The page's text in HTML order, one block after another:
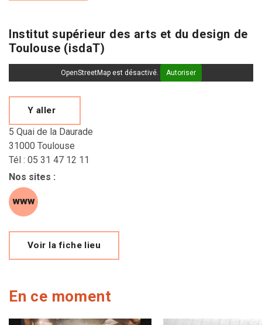
Institut supérieur des arts et du design de
Toulouse (isdaT)
OpenStreetMap est désactivé. Autoriser
Y aller
5 Quai de la Daurade
31000 Toulouse
Tél : 05 31 47 12 11
Nos sites :
site web (s'ouvre dans une nouvelle fenêtre)
Voir la fiche lieu
En ce moment